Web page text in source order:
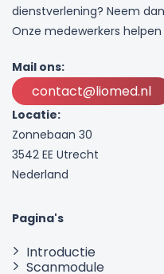
dienstverlening? Neem
Onze medewerkers
Mail ons:
contact@liomed.nl
Locatie:
Zonnebaan 30
3542 EE Utrecht
Nederland
Pagina's
Introductie
Scanmodule